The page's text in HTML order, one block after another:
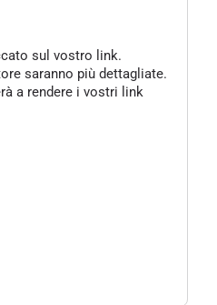
sul vostro link.
saranno più dettagliate.
a rendere i vostri link